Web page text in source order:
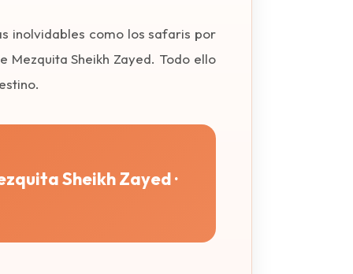
inolvidables como los safaris por
Sheikh Zayed. Todo ello
Sheikh Zayed ·